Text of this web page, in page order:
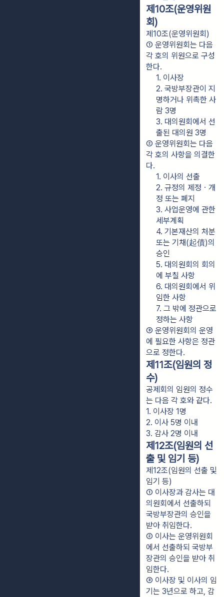
제10조(운영위원
회)
제10조(운영위원회)
① 운영위원회는 다음
각 호의 위원으로 구성
한다.
1. 이사장
2. 국방부장관이 지
명하거나 위촉한 사
람 3명
3. 대의원회에서 선
출된 대의원 3명
② 운영위원회는 다음
각 호의 사항을 의결한
다.
1. 이사의 선출
2. 규정의 제정ㆍ개
정 또는 폐지
3. 사업운영에 관한
세부계획
4. 기본재산의 처분
또는 기채(起債)의
승인
5. 대의원회의 회의
에 부칠 사항
6. 대의원회에서 위
임한 사항
7. 그 밖에 정관으로
정하는 사항
③ 운영위원회의 운영
에 필요한 사항은 정관
으로 정한다.
제11조(임원의 정
수)
공제회의 임원의 정수
는 다음 각 호와 같다.
1. 이사장 1명
2. 이사 5명 이내
3. 감사 2명 이내
제12조(임원의 선
출 및 임기 등)
제12조(임원의 선출 및
임기 등)
① 이사장과 감사는 대
의원회에서 선출하되
국방부장관의 승인을
받아 취임한다.
② 이사는 운영위원회
에서 선출하되 국방부
장관의 승인을 받아 취
임한다.
③ 이사장 및 이사의 임
기는 3년으로 하고, 감